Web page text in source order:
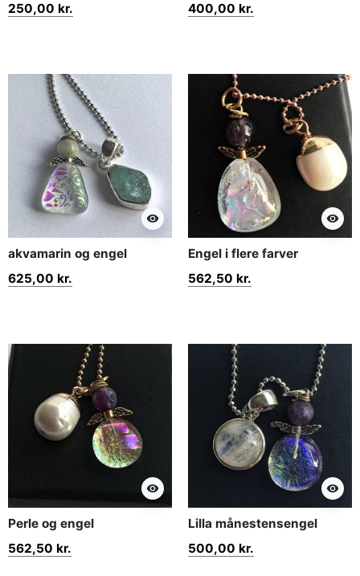
250,00 kr.
400,00 kr.
visibility
akvamarin og engel
625,00 kr.
visibility
Engel i flere farver
562,50 kr.
visibility
Perle og engel
562,50 kr.
visibility
Lilla månestensengel
500,00 kr.